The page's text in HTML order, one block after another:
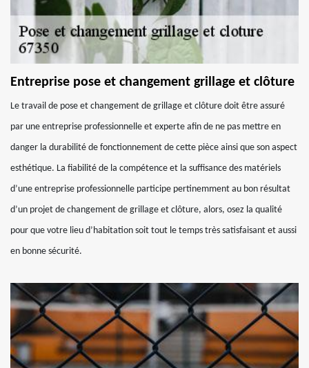
Entreprise pose et changement grillage et clôture
Le travail de pose et changement de grillage et clôture doit être assuré
par une entreprise professionnelle et experte afin de ne pas mettre en
danger la durabilité de fonctionnement de cette pièce ainsi que son aspect
esthétique. La fiabilité de la compétence et la suffisance des matériels
d’une entreprise professionnelle participe pertinemment au bon résultat
d’un projet de changement de grillage et clôture, alors, osez la qualité
pour que votre lieu d’habitation soit tout le temps très satisfaisant et aussi
en bonne sécurité.